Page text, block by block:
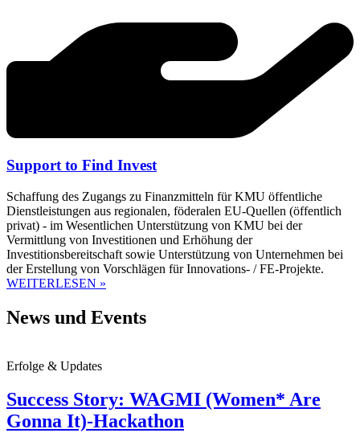
Support to Find Invest
Schaffung des Zugangs zu Finanzmitteln für KMU öffentliche
Dienstleistungen aus regionalen, föderalen EU-Quellen (öffentlich
privat) - im Wesentlichen Unterstützung von KMU bei der
Vermittlung von Investitionen und Erhöhung der
Investitionsbereitschaft sowie Unterstützung von Unternehmen bei
der Erstellung von Vorschlägen für Innovations- / FE-Projekte.
WEITERLESEN »
News und Events
Erfolge & Updates
Success Story: WAGMI (Women* Are
Gonna It)-Hackathon